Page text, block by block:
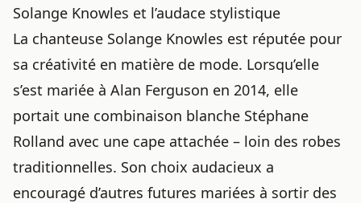
Solange Knowles et l’audace stylistique
La chanteuse Solange Knowles est réputée pour
sa créativité en matière de mode. Lorsqu’elle
s’est mariée à Alan Ferguson en 2014, elle
portait une combinaison blanche Stéphane
Rolland avec une cape attachée – loin des robes
traditionnelles. Son choix audacieux a
encouragé d’autres futures mariées à sortir des